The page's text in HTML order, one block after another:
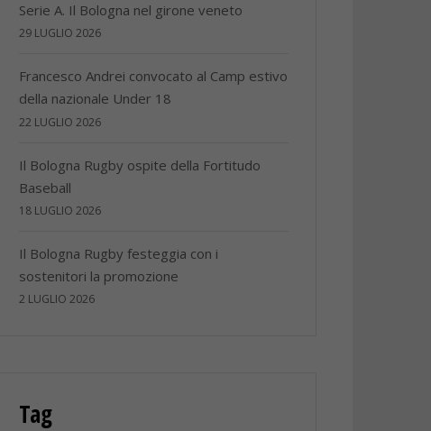
Serie A. Il Bologna nel girone veneto
29 LUGLIO 2026
Francesco Andrei convocato al Camp estivo
della nazionale Under 18
22 LUGLIO 2026
Il Bologna Rugby ospite della Fortitudo
Baseball
18 LUGLIO 2026
Il Bologna Rugby festeggia con i
sostenitori la promozione
2 LUGLIO 2026
Tag